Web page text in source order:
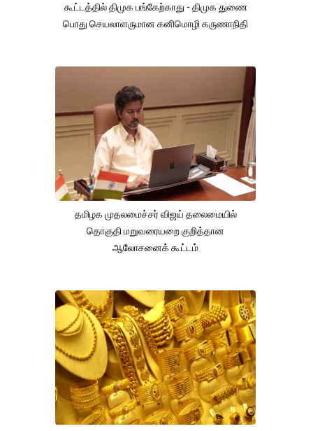
கூட்டத்தில் திமுக பங்கேற்காது - திமுக துணை
பொது செயலாளருமான கனிமொழி கருணாநிதி
தமிழக முதலமைச்சர் விஜய் தலைமையில்
தொகுதி மறுவரையறை குறித்தான
ஆலோசனைக் கூட்டம்